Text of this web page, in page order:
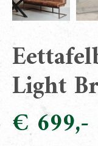
Light
€699